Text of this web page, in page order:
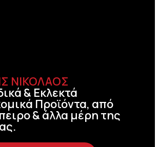
ΝΙΚΟΛΑΟΣ
& Εκλεκτά
Προϊόντα, από
& άλλα μέρη της